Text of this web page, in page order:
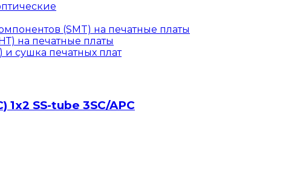
(SMT) на печатные платы
на печатные платы
сушка печатных плат
SS-tube 3SC/APC